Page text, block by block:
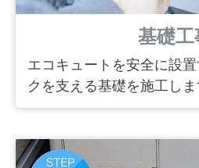
基礎工
エコキュートを安全に設
クを支える基礎を施工しま